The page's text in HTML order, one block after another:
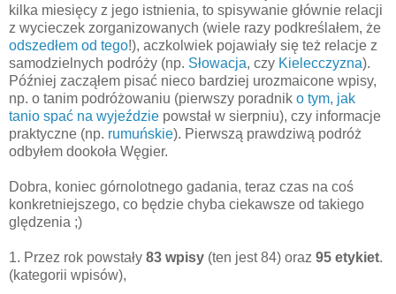
kilka miesięcy z jego istnienia, to spisywanie głównie relacji
z wycieczek zorganizowanych (wiele razy podkreślałem, że
odszedłem od tego!), aczkolwiek pojawiały się też relacje z
samodzielnych podróży (np. Słowacja, czy Kielecczyzna).
Później zacząłem pisać nieco bardziej urozmaicone wpisy,
np. o tanim podróżowaniu (pierwszy poradnik o tym, jak
tanio spać na wyjeździe powstał w sierpniu), czy informacje
praktyczne (np. rumuńskie). Pierwszą prawdziwą podróż
odbyłem dookoła Węgier.
Dobra, koniec górnolotnego gadania, teraz czas na coś
konkretniejszego, co będzie chyba ciekawsze od takiego
ględzenia ;)
1. Przez rok powstały 83 wpisy (ten jest 84) oraz 95 etykiet.
(kategorii wpisów),